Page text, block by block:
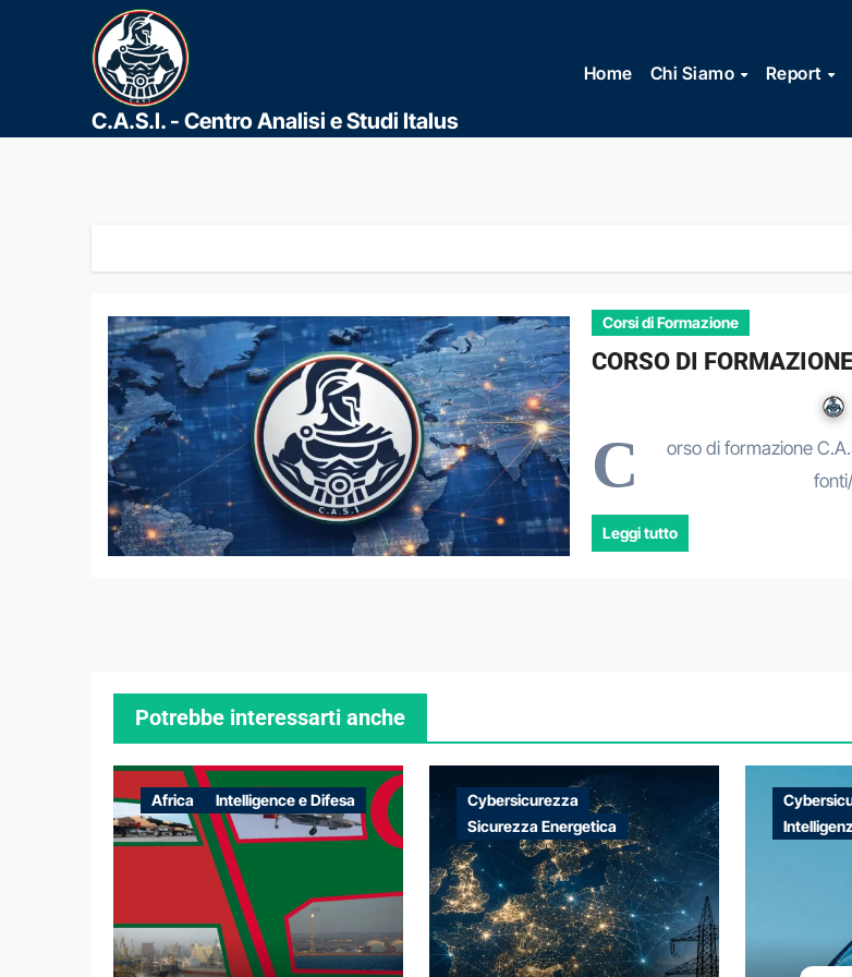
contenuto
C.A.S.I. - Centro Analisi e Studi Italus
Home Chi Siamo Report
Corsi di Formazione
CORSO DI
C
orso di formazione
Leggi tutto
Potrebbe interessarti anche
Africa Intelligence e Difesa
Cybersicurezza
Sicurezza Energetica